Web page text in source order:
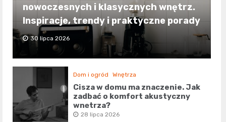
nowoczesnych i klasycznych wnętrz.
Inspiracje, trendy i praktyczne porady
30 lipca 2026
Dom i ogród Wnętrza
Cisza w domu ma znaczenie. Jak
zadbać o komfort akustyczny
wnętrza?
28 lipca 2026